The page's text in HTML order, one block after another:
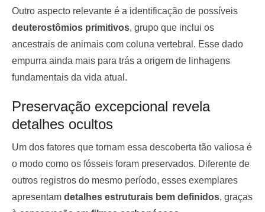
Outro aspecto relevante é a identificação de possíveis
deuterostômios primitivos, grupo que inclui os
ancestrais de animais com coluna vertebral. Esse dado
empurra ainda mais para trás a origem de linhagens
fundamentais da vida atual.
Preservação excepcional revela
detalhes ocultos
Um dos fatores que tornam essa descoberta tão valiosa é
o modo como os fósseis foram preservados. Diferente de
outros registros do mesmo período, esses exemplares
apresentam detalhes estruturais bem definidos, graças